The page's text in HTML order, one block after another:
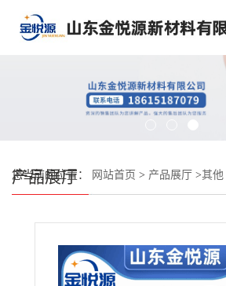
产品展厅
您当前的位置： 网站首页 > 产品展厅 >其他